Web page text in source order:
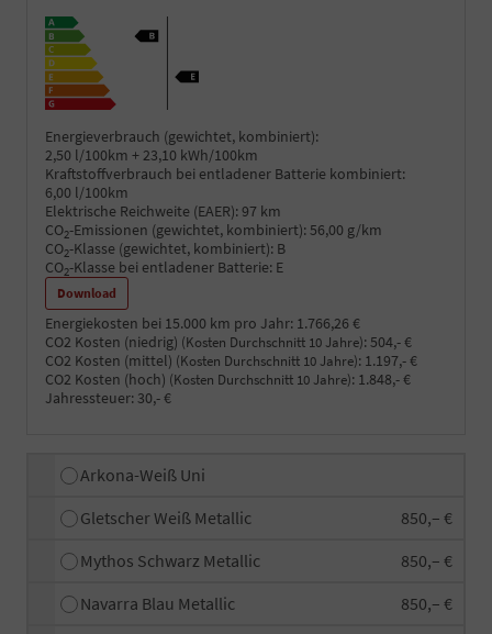
Energieverbrauch (gewichtet, kombiniert):
2,50 l/100km + 23,10 kWh/100km
Kraftstoffverbrauch bei entladener Batterie kombiniert:
6,00 l/100km
Elektrische Reichweite (EAER): 97 km
CO2-Emissionen (gewichtet, kombiniert): 56,00 g/km
CO2-Klasse (gewichtet, kombiniert): B
CO2-Klasse bei entladener Batterie: E
Download
Energiekosten bei 15.000 km pro Jahr: 1.766,26 €
CO2 Kosten (niedrig) (Kosten Durchschnitt 10 Jahre): 504,- €
CO2 Kosten (mittel) (Kosten Durchschnitt 10 Jahre): 1.197,- €
CO2 Kosten (hoch) (Kosten Durchschnitt 10 Jahre): 1.848,- €
Jahressteuer: 30,- €
Arkona-Weiß Uni
Gletscher Weiß Metallic
850,– €
Mythos Schwarz Metallic
850,– €
Navarra Blau Metallic
850,– €